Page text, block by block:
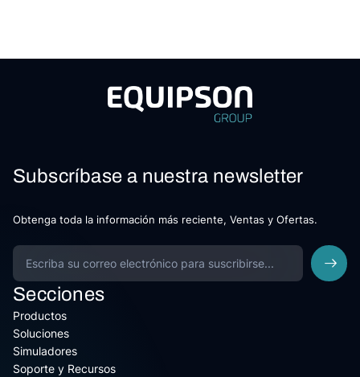
Subscríbase a nuestra newsletter
Obtenga toda la información más reciente, Ventas y Ofertas.
Secciones
Productos
Soluciones
Simuladores
Soporte y Recursos